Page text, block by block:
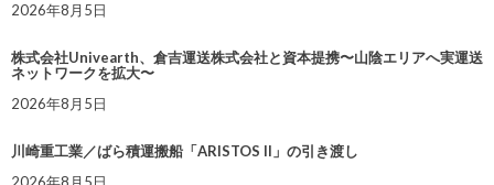
2026年8月5日
株式会社Univearth、倉吉運送株式会社と資本提携〜山陰エリアへ実運送
ネットワークを拡大〜
2026年8月5日
川崎重工業／ばら積運搬船「ARISTOS II」の引き渡し